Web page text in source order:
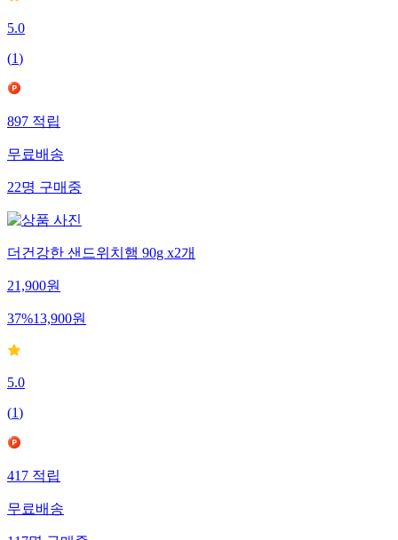
5.0
(1)
897적립
무료배송
22명구매중
더건강한 샌드위치햄 90g x2개
21,900원
37%13,900원
5.0
(1)
417적립
무료배송